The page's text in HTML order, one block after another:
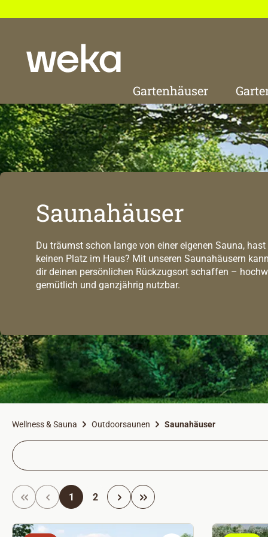
Gartenhäuser
Saunahäuser
Du träumst schon lange von einer eigenen Sauna, hast
keinen Platz im Haus? Mit unseren Saunahäusern
dir deinen persönlichen Rückzugsort schaffen –
gemütlich und ganzjährig nutzbar.
Wellness & Sauna Outdoorsaunen Saunahäuser
Seite
1 Seite
2